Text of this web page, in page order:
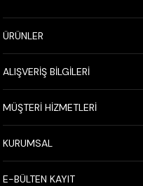
ÜRÜNLER
ALIŞVERİŞ BİLGİLERİ
MÜŞTERİ HİZMETLERİ
KURUMSAL
E-BÜLTEN KAYIT